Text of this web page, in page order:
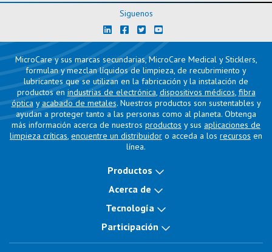
Siguenos
MicroCare y sus marcas secundarias, MicroCare Medical y Sticklers,
formulan y mezclan líquidos de limpieza, de recubrimiento y
lubricantes que se utilizan en la fabricación y la instalación de
productos en industrias de electrónica, dispositivos médicos, fibra
óptica y acabado de metales. Nuestros productos son sustentables y
ayudan a proteger tanto a las personas como al planeta. Obtenga
más información acerca de nuestros productos y sus aplicaciones de
limpieza críticas, encuentre un distribuidor o acceda a los recursos en
línea.
Productos
Acerca de
Tecnología
Participación